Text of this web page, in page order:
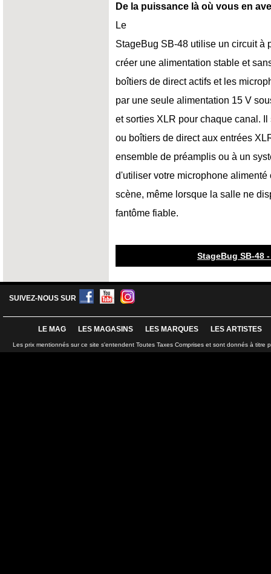
De la puissance là où vous en
Le
StageBug SB-48 utilise un circuit à
créer une alimentation stable et
boîtiers de direct actifs et les
par une seule alimentation 15 V
et sorties XLR pour chaque canal.
ou boîtiers de direct aux entrées
ensemble de préamplis ou à un
d'utiliser votre microphone alimenté
scène, même lorsque la salle ne
fantôme fiable.
StageBug SB-48
SUIVEZ-NOUS SUR
LE MAG LES MAGASINS LES MARQUES LES ARTISTES
Les prix mentionnés sur ce site s'entendent Toutes Taxes Comprises et sont donnés à